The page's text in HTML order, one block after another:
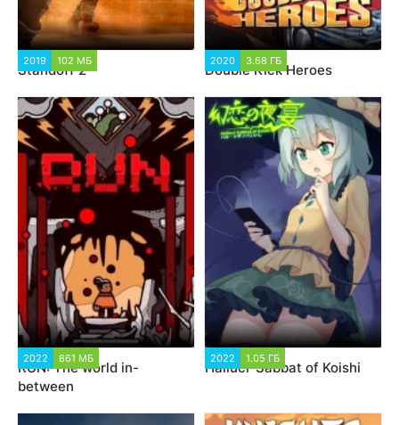
2019 102 МБ
Standoff 2
2020 3.68 ГБ
Double Kick Heroes
2022 861 МБ
RUN: The world in-
between
2022 1.05 ГБ
Halluci-Sabbat of Koishi